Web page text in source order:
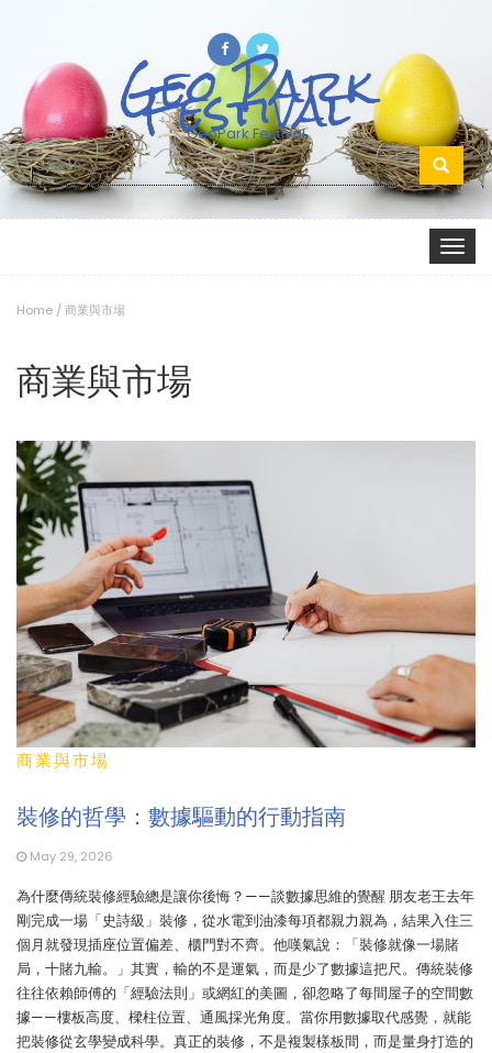
Geo Park
Festival
GeoPark Festival
Search
for:
Toggle
Home /商業與市場
商業與市場
商業與市場
裝修的哲學：數據驅動的行動指南
May 29, 2026
為什麼傳統裝修經驗總是讓你後悔？——談數據思維的覺醒 朋友老王去年
剛完成一場「史詩級」裝修，從水電到油漆每項都親力親為，結果入住三
個月就發現插座位置偏差、櫃門對不齊。他嘆氣說：「裝修就像一場賭
局，十賭九輸。」其實，輸的不是運氣，而是少了數據這把尺。傳統裝修
往往依賴師傅的「經驗法則」或網紅的美圖，卻忽略了每間屋子的空間數
據——樓板高度、樑柱位置、通風採光角度。當你用數據取代感覺，就能
把裝修從玄學變成科學。真正的裝修，不是複製樣板間，而是量身打造的